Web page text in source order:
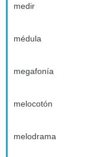
medir
médula
megafonía
melocotón
melodrama